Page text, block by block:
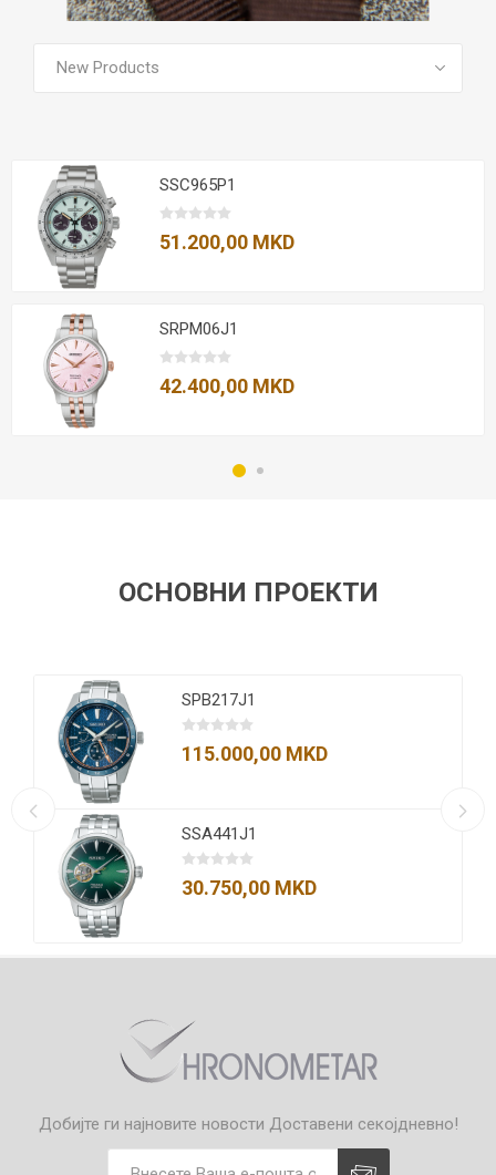
SEE ALL PRODUCTS
SSC965P1
51.200,00 MKD
SRPM06J1
42.400,00 MKD
ОСНОВНИ ПРОЕКТИ
SPB217J1
115.000,00 MKD
SSA441J1
30.750,00 MKD
Добијте ги најновите новости Доставени секојдневно!